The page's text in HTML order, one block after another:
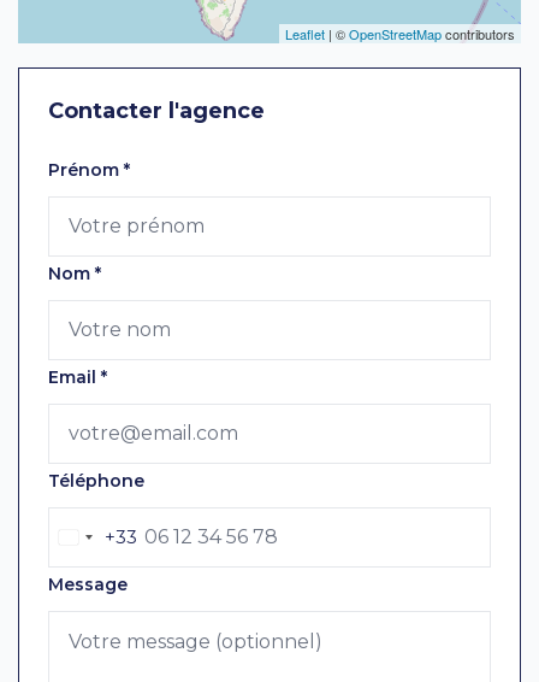
Leaflet | ©OpenStreetMapcontributors
Contacter l'agence
Laissez ce champ vide
Prénom *
Nom *
Email *
Téléphone
+33
Message